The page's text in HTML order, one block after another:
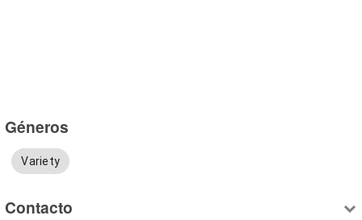
Géneros
Variety
Contacto